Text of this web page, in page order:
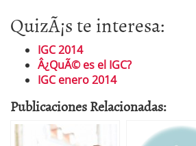
QuizÃ¡s te interesa:
IGC 2014
Â¿QuÃ© es el IGC?
IGC enero 2014
Publicaciones Relacionadas: